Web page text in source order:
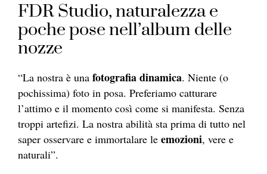
FDR Studio, naturalezza e
poche pose nell’album delle
nozze
“La nostra è una fotografia dinamica. Niente (o
pochissima) foto in posa. Preferiamo catturare
l’attimo e il momento così come si manifesta. Senza
troppi artefizi. La nostra abilità sta prima di tutto nel
saper osservare e immortalare le emozioni, vere e
naturali”.